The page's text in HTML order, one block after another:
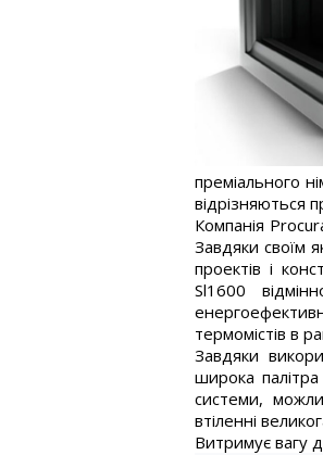
преміального
відрізняються
Компанія
Завдяки своїм
проектів і
Sl1600
термомістів в
Завдяки
широка
системи,
втіленні
Витримує вагу